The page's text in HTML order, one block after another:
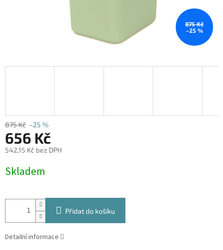
875 Kč
–25 %
875 Kč –25 %
656 Kč
542,15 Kč bez DPH
cena:
Skladem
Přidat do košíku
Detailní informace